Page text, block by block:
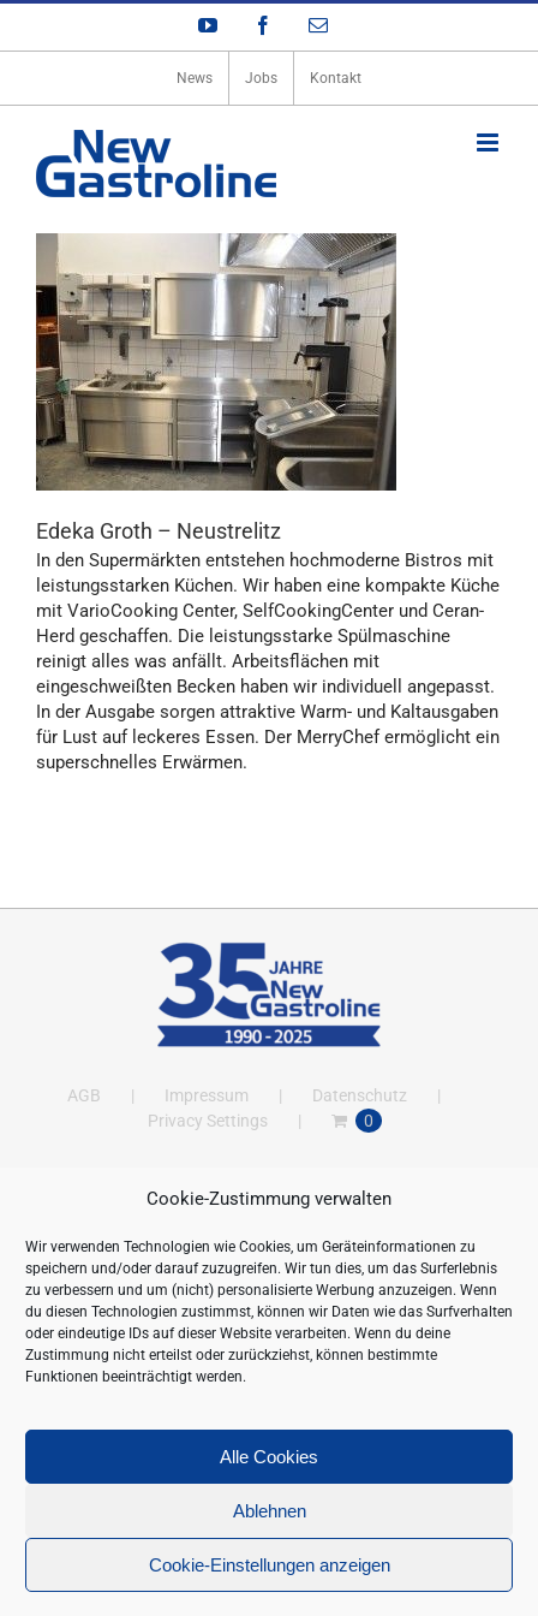
Cookie-Zustimmung verwalten
Wir verwenden Technologien wie Cookies, um Geräteinformationen zu
speichern und/oder darauf zuzugreifen. Wir tun dies, um das Surferlebnis
zu verbessern und um (nicht) personalisierte Werbung anzuzeigen. Wenn
du diesen Technologien zustimmst, können wir Daten wie das Surfverhalten
oder eindeutige IDs auf dieser Website verarbeiten. Wenn du deine
Zustimmung nicht erteilst oder zurückziehst, können bestimmte
Funktionen beeinträchtigt werden.
Alle Cookies
Ablehnen
Cookie-Einstellungen anzeigen
Zum
YouTube Facebook
E-
News Jobs Kontakt
Edeka Groth – Neustrelitz
In den Supermärkten entstehen hochmoderne Bistros mit
leistungsstarken Küchen. Wir haben eine kompakte Küche
mit VarioCooking Center, SelfCookingCenter und Ceran-
Herd geschaffen. Die leistungsstarke Spülmaschine
reinigt alles was anfällt. Arbeitsflächen mit
eingeschweißten Becken haben wir individuell angepasst.
In der Ausgabe sorgen attraktive Warm- und Kaltausgaben
für Lust auf leckeres Essen. Der MerryChef ermöglicht ein
superschnelles Erwärmen.
AGB Impressum
Datenschutz
Privacy Settings
0
ANSCHRIFT
New Gastroline GmbH
Barthestraße 115
18356 Barth
Deutschland/Germany
Öffnungszeiten:
Mo. - Fr. 09.00 bis 16.00 Uhr
https://www.newgastroline.de
Copyright 1990-2026 New Gastroline GmbH | All Rights Reserved